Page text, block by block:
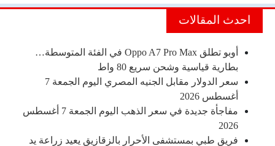
احدث المقالات
أوبو تطلق Oppo A7 Pro Max في الفئة المتوسطة…
بطارية قياسية وشحن سريع 80 واط
سعر الدولار مقابل الجنيه المصري اليوم الجمعة 7
أغسطس 2026
مفاجأة جديدة في سعر الذهب اليوم الجمعة 7 أغسطس
2026
فريق طبي بمستشفى الأحرار بالزقازيق يعيد زراعة يد